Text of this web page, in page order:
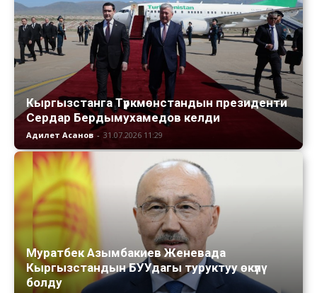
Кыргызстанга Түркмөнстандын президенти
Сердар Бердымухамедов келди
Адилет Асанов - 31.07.2026 11:29
Муратбек Азымбакиев Женевада
Кыргызстандын БУУдагы туруктуу өкүлү
болду